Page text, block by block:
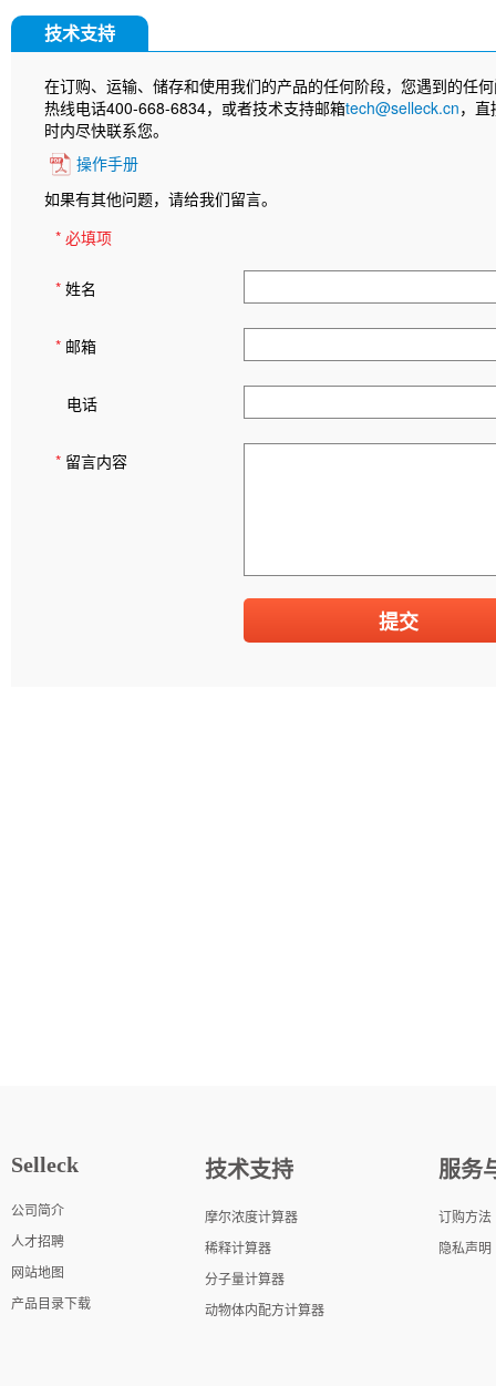
技术支持
在订购、运输、储存和使用我们的产品的任何阶段，您遇到的任
热线电话400-668-6834，或者技术支持邮箱tech@selleck.cn，
时内尽快联系您。
操作手册
如果有其他问题，请给我们留言。
* 必填项
* 姓名
* 邮箱
电话
* 留言内容
Selleck
公司简介
人才招聘
网站地图
产品目录下载
技术支持
摩尔浓度计算器
稀释计算器
分子量计算器
动物体内配方计算器
服务
订购方法
隐私声明